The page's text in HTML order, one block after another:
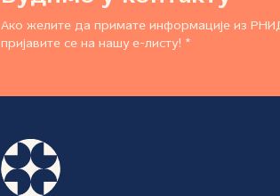
Ако желите да примате информације из
пријавите се на нашу е-листу! *